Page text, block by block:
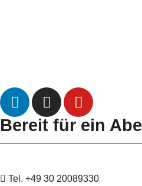
Bereit für ein
Tel. +49 30 20089330